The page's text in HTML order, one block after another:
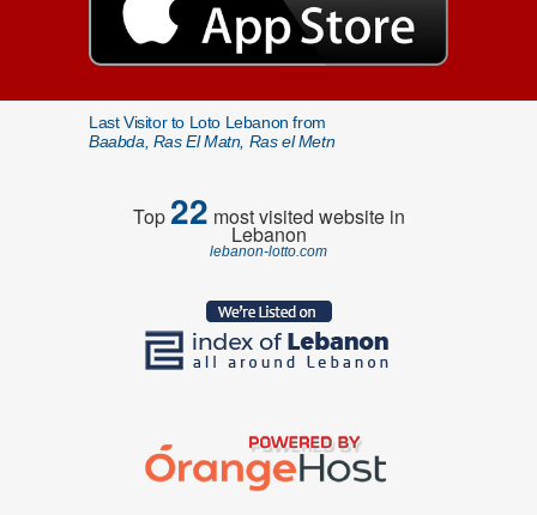
Last Visitor to Loto Lebanon from
Baabda, Ras El Matn, Ras el Metn
Top22 most visited website in
Lebanon
lebanon-lotto.com